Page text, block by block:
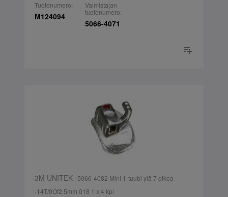
Tuotenumero:
M124094
Valmistajan
tuotenumero:
5066-4071
3M UNITEK| 5066-4082 Mini 1-tuubi ylä 7 oikea
-14T/0Of2.5mm 018 1 x 4 kpl